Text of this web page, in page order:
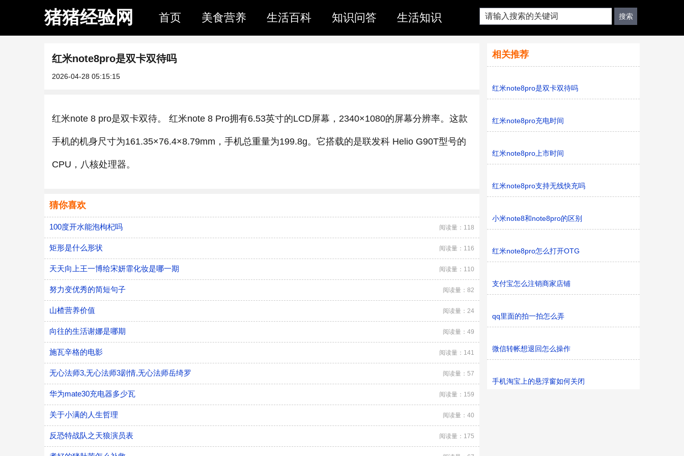
猪猪经验网 首页 美食营养 生活百科 知识问答 生活知识
红米note8pro是双卡双待吗
2026-04-28 05:15:15
红米note 8 pro是双卡双待。 红米note 8 Pro拥有6.53英寸的LCD屏幕，2340×1080的屏幕分辨率。这款
手机的机身尺寸为161.35×76.4×8.79mm，手机总重量为199.8g。它搭载的是联发科 Helio G90T型号的
CPU，八核处理器。
猜你喜欢
100度开水能泡枸杞吗 阅读量：118
矩形是什么形状 阅读量：116
天天向上王一博给宋妍霏化妆是哪一期 阅读量：110
努力变优秀的简短句子 阅读量：82
山楂营养价值 阅读量：24
向往的生活谢娜是哪期 阅读量：49
施瓦辛格的电影 阅读量：141
无心法师3,无心法师3剧情,无心法师岳绮罗 阅读量：57
华为mate30充电器多少瓦 阅读量：159
关于小满的人生哲理 阅读量：40
反恐特战队之天狼演员表 阅读量：175
相关推荐
红米note8pro是双卡双待吗
红米note8pro充电时间
红米note8pro上市时间
红米note8pro支持无线快充吗
小米note8和note8pro的区别
红米note8pro怎么打开OTG
支付宝怎么注销商家店铺
qq里面的拍一拍怎么弄
微信转帐想退回怎么操作
手机淘宝上的悬浮窗如何关闭